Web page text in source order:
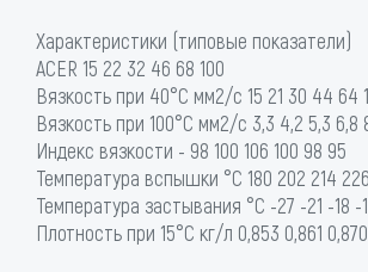
Характеристики (типовые показатели)
ACER 15 22 32 46 68 100
Вязкость при 40°С мм2/с 15 21 30 44 64
Вязкость при 100°С мм2/с 3,3 4,2 5,3 6,8
Индекс вязкости - 98 100 106 100 98 95
Температура вспышки °C 180 202 214
Температура застывания °C -27 -21 -18 -
Плотность при 15°С кг/л 0,853 0,861